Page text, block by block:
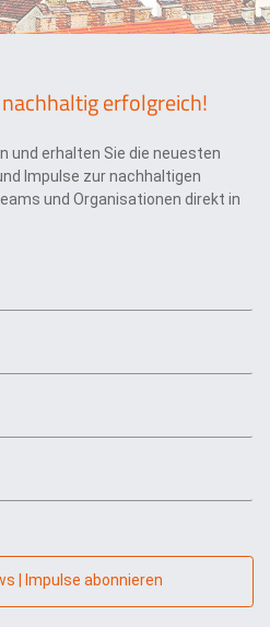
erfolgreich!
und erhalten Sie die neuesten
Impulse zur nachhaltigen
und Organisationen direkt in
| Impulse abonnieren